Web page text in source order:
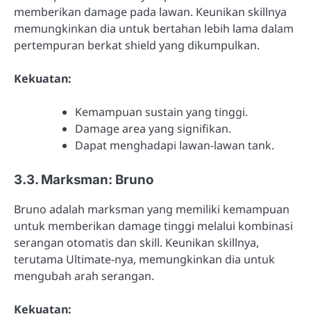
memberikan damage pada lawan. Keunikan skillnya
memungkinkan dia untuk bertahan lebih lama dalam
pertempuran berkat shield yang dikumpulkan.
Kekuatan:
Kemampuan sustain yang tinggi.
Damage area yang signifikan.
Dapat menghadapi lawan-lawan tank.
3.3. Marksman: Bruno
Bruno adalah marksman yang memiliki kemampuan
untuk memberikan damage tinggi melalui kombinasi
serangan otomatis dan skill. Keunikan skillnya,
terutama Ultimate-nya, memungkinkan dia untuk
mengubah arah serangan.
Kekuatan: